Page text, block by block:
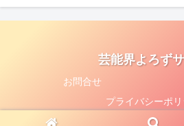
芸能界よろず
お問合せ
プライバシーポ